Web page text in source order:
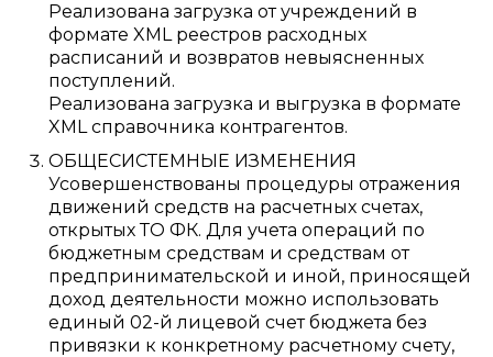
Реализована загрузка от учреждений в
формате XML реестров расходных
расписаний и возвратов невыясненных
поступлений.
Реализована загрузка и выгрузка в формате
XML справочника контрагентов.
ОБЩЕСИСТЕМНЫЕ ИЗМЕНЕНИЯ
Усовершенствованы процедуры отражения
движений средств на расчетных счетах,
открытых ТО ФК. Для учета операций по
бюджетным средствам и средствам от
предпринимательской и иной, приносящей
доход деятельности можно использовать
единый 02-й лицевой счет бюджета без
привязки к конкретному расчетному счету,